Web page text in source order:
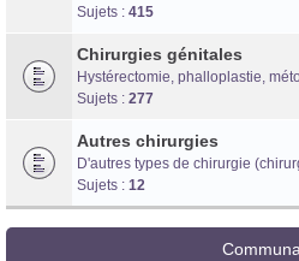
Sujets : 415
Chirurgies génitales
Hystérectomie, phalloplastie,
Sujets : 277
Autres chirurgies
D'autres types de chirurgie
Sujets : 12